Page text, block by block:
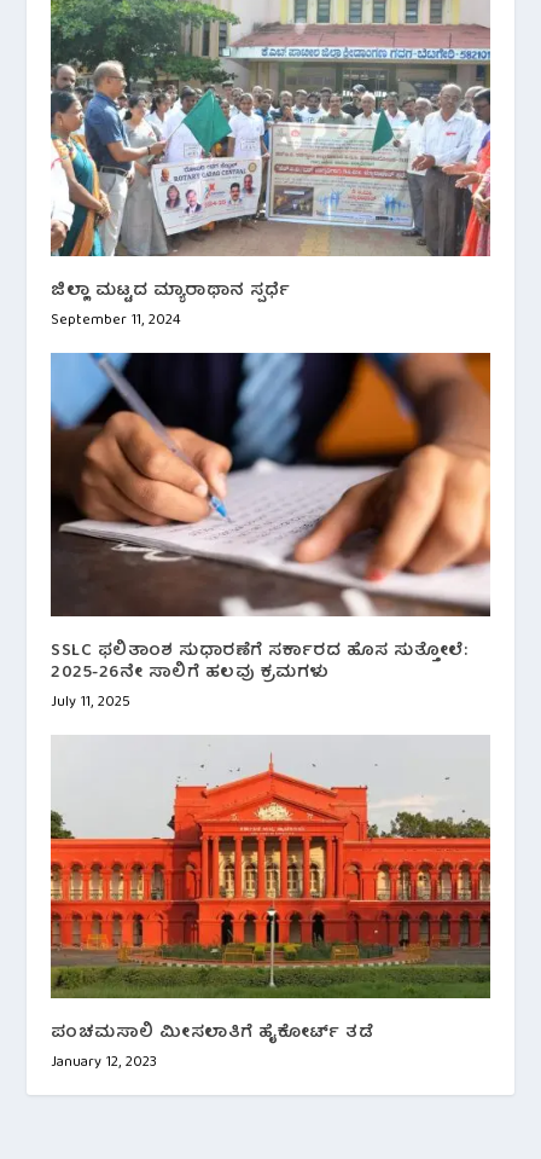
ಜಿಲ್ಲಾ ಮಟ್ಟದ ಮ್ಯಾರಾಥಾನ ಸ್ಪರ್ಧೆ
September 11, 2024
SSLC ಫಲಿತಾಂಶ ಸುಧಾರಣೆಗೆ ಸರ್ಕಾರದ ಹೊಸ ಸುತ್ತೋಲೆ:
2025-26ನೇ ಸಾಲಿಗೆ ಹಲವು ಕ್ರಮಗಳು
July 11, 2025
ಪಂಚಮಸಾಲಿ ಮೀಸಲಾತಿಗೆ ಹೈಕೋರ್ಟ್ ತಡೆ
January 12, 2023